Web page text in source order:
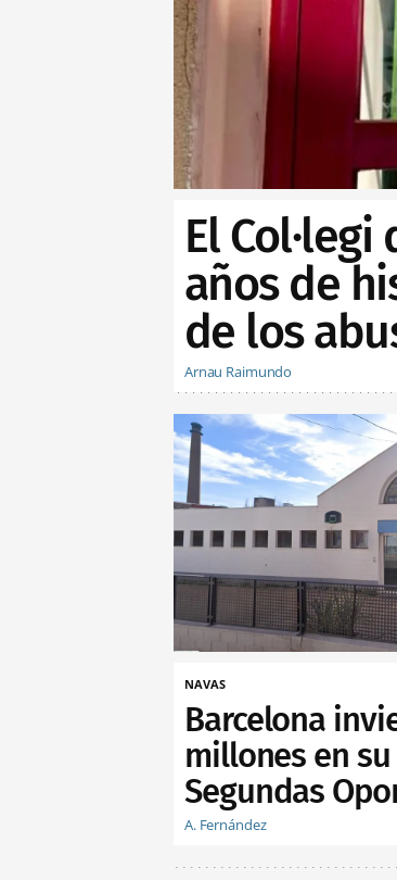
El
años de
de los
Arnau Raimundo
NAVAS
Barcelona
millones en
Segundas
A. Fernández